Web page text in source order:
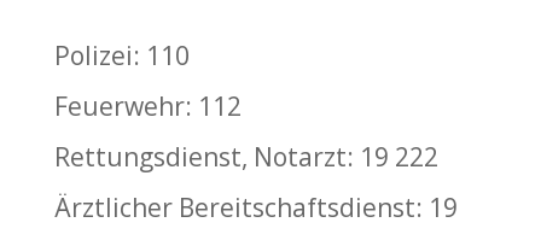
Polizei: 110
Feuerwehr: 112
Rettungsdienst, Notarzt: 19 222
Ärztlicher Bereitschaftsdienst: 19